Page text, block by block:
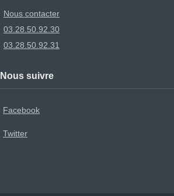
Nous contacter
03.28.50.92.30
03.28.50.92.31
Nous suivre
Facebook
Twitter